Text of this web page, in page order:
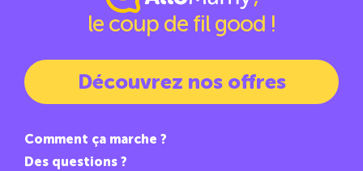
le coup de fil good !
Découvrez nos offres
Comment ça marche ?
Des questions ?